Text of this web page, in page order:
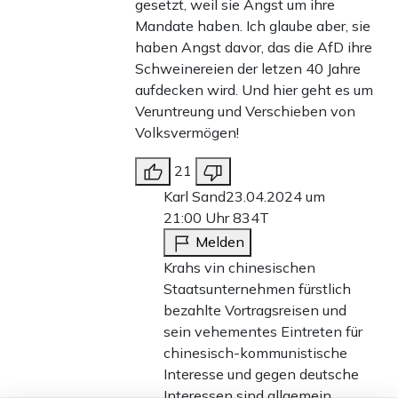
gesetzt, weil sie Angst um ihre
Mandate haben. Ich glaube aber, sie
haben Angst davor, das die AfD ihre
Schweinereien der letzen 40 Jahre
aufdecken wird. Und hier geht es um
Veruntreung und Verschieben von
Volksvermögen!
21
Karl Sand23.04.2024 um
21:00 Uhr834T
Melden
Krahs vin chinesischen
Staatsunternehmen fürstlich
bezahlte Vortragsreisen und
sein vehementes Eintreten für
chinesisch-kommunistische
Interesse und gegen deutsche